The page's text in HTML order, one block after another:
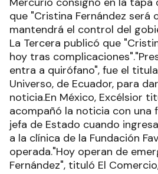
que "Cristina Fernández será
mantendrá el control del
La Tercera publicó que
hoy tras
entra a quirófano", fue el
Universo, de Ecuador, para
noticia.En México, Excélsior
acompañó la noticia con una
jefa de Estado cuando
a la clínica de la Fundación
operada."Hoy operan de
Fernández", tituló El